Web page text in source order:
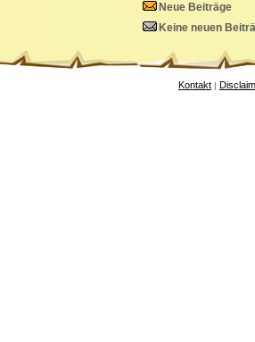
Neue Beiträge
Keine neuen
Kontakt |